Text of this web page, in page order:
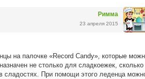
Римма
23 апреля 2015
на палочке «Record Candy», которые
не столько для сладкоежек, сколько
При помощи этого леденца